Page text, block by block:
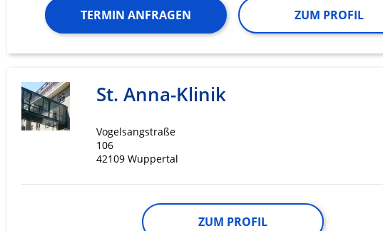
TERMIN ANFRAGEN ZUM PROFIL
St. Anna-Klinik
Vogelsangstraße
106
42109 Wuppertal
ZUM PROFIL